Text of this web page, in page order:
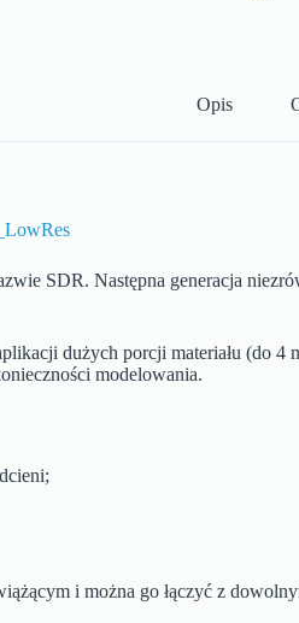
Opis
SDR. Następna generacja
dużych porcji materiału (do 4
modelowania.
i można go łączyć z